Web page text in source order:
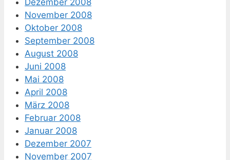
Dezember 2008
November 2008
Oktober 2008
September 2008
August 2008
Juni 2008
Mai 2008
April 2008
März 2008
Februar 2008
Januar 2008
Dezember 2007
November 2007